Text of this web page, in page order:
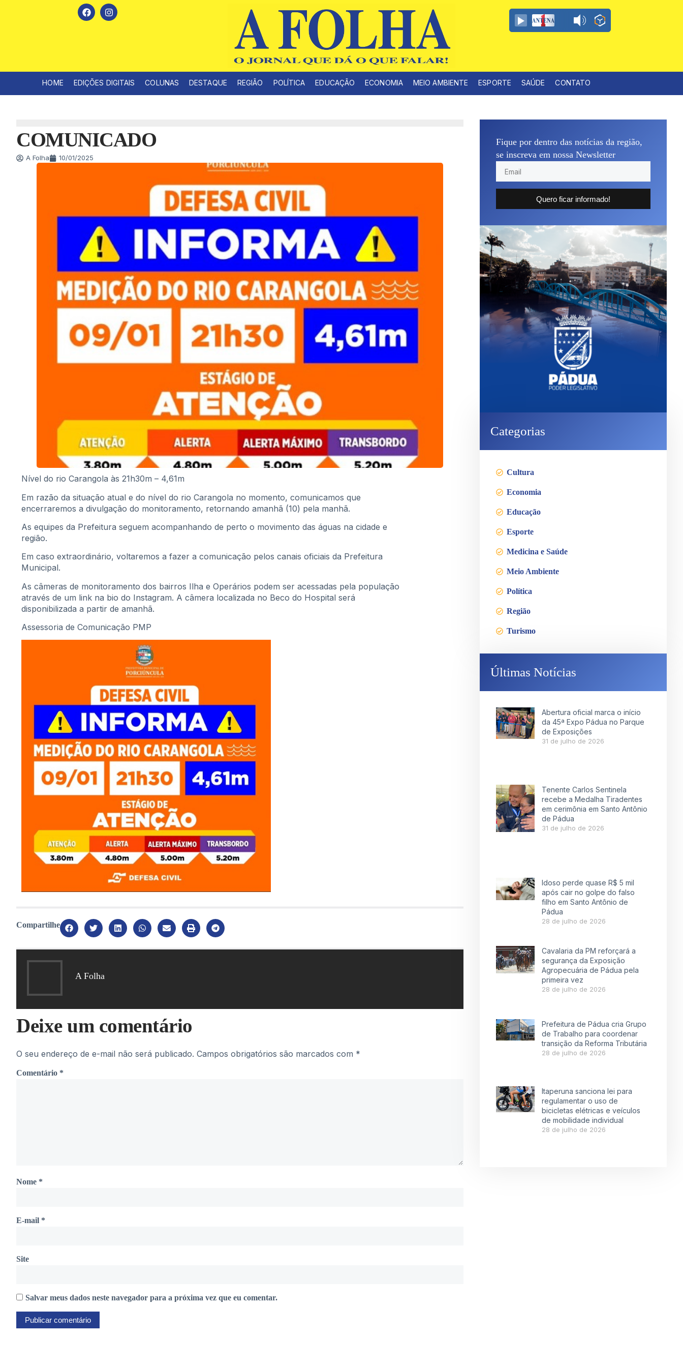
HOME EDIÇÕES DIGITAIS COLUNAS DESTAQUE REGIÃO POLÍTICA EDUCAÇÃO ECONOMIA MEIO AMBIENTE ESPORTE SAÚDE CONTATO
COMUNICADO
A Folha 10/01/2025
Nível do rio Carangola às 21h30m – 4,61m
Em razão da situação atual e do nível do rio Carangola no momento, comunicamos que
encerraremos a divulgação do monitoramento, retornando amanhã (10) pela manhã.
As equipes da Prefeitura seguem acompanhando de perto o movimento das águas na cidade e
região.
Em caso extraordinário, voltaremos a fazer a comunicação pelos canais oficiais da Prefeitura
Municipal.
As câmeras de monitoramento dos bairros Ilha e Operários podem ser acessadas pela população
através de um link na bio do Instagram. A câmera localizada no Beco do Hospital será
disponibilizada a partir de amanhã.
Assessoria de Comunicação PMP
Compartilhe
A Folha
Deixe um comentário
O seu endereço de e-mail não será publicado. Campos obrigatórios são marcados com *
Comentário *
Nome *
E-mail *
Site
Salvar meus dados neste navegador para a próxima vez que eu comentar.
Fique por dentro das notícias da região,
se inscreva em nossa Newsletter
Quero ficar informado!
Categorias
Cultura
Economia
Educação
Esporte
Medicina e Saúde
Meio Ambiente
Política
Região
Turismo
Últimas Notícias
Abertura oficial marca o início
da 45ª Expo Pádua no Parque
de Exposições
31 de julho de 2026
Tenente Carlos Sentinela
recebe a Medalha Tiradentes
em cerimônia em Santo Antônio
de Pádua
31 de julho de 2026
Idoso perde quase R$ 5 mil
após cair no golpe do falso
filho em Santo Antônio de
Pádua
28 de julho de 2026
Cavalaria da PM reforçará a
segurança da Exposição
Agropecuária de Pádua pela
primeira vez
28 de julho de 2026
Prefeitura de Pádua cria Grupo
de Trabalho para coordenar
transição da Reforma Tributária
28 de julho de 2026
Itaperuna sanciona lei para
regulamentar o uso de
bicicletas elétricas e veículos
de mobilidade individual
28 de julho de 2026